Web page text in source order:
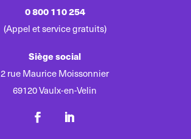
0 800 110 254
(Appel et service gratuits)
Siège social
2 rue Maurice Moissonnier
69120 Vaulx-en-Velin